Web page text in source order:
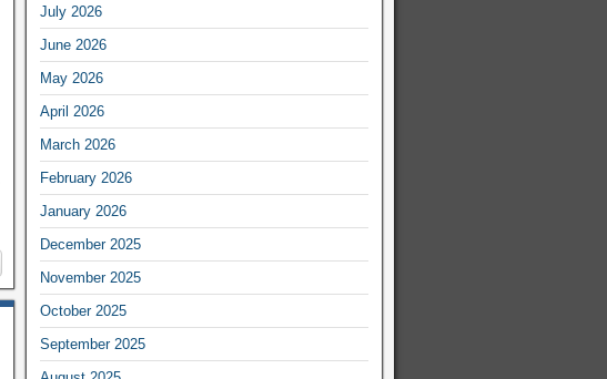
July 2026
June 2026
May 2026
April 2026
March 2026
February 2026
January 2026
December 2025
November 2025
October 2025
September 2025